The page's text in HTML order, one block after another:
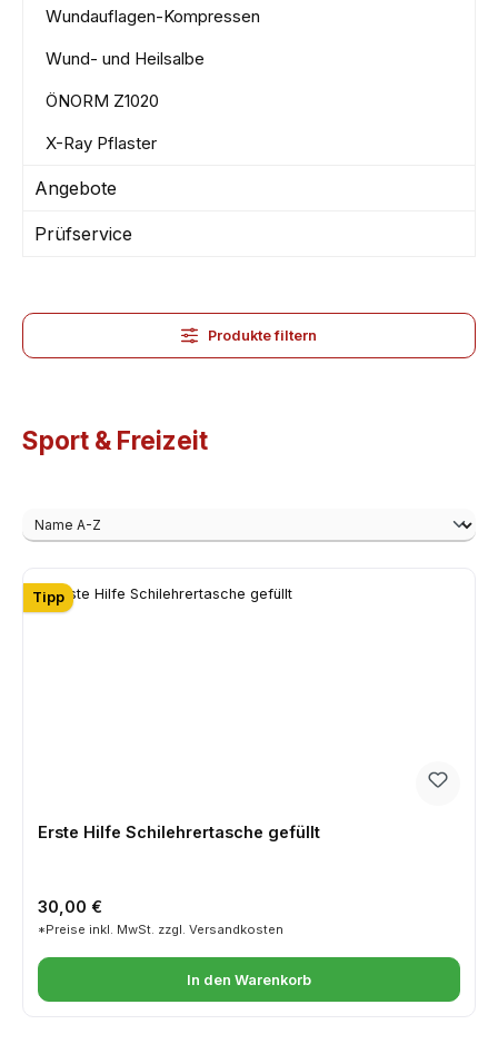
Wundauflagen-Kompressen
Wund- und Heilsalbe
ÖNORM Z1020
X-Ray Pflaster
Angebote
Prüfservice
Produkte filtern
Sport & Freizeit
Tipp
Erste Hilfe Schilehrertasche gefüllt
Regulärer Preis:
30,00 €
*Preise inkl. MwSt. zzgl. Versandkosten
In den Warenkorb